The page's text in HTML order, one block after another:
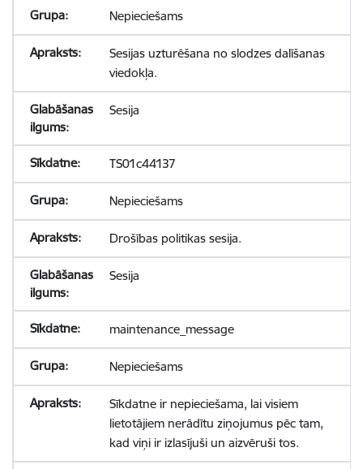
Nepieciešams
Sesijas uzturēšana no slodzes dalīšanas
viedokļa.
Sesija
TS01c44137
Nepieciešams
Drošības politikas sesija.
Sesija
maintenance_message
Nepieciešams
Sīkdatne ir nepieciešama, lai visiem
lietotājiem nerādītu ziņojumus pēc tam,
kad viņi ir izlasījuši un aizvēruši tos.